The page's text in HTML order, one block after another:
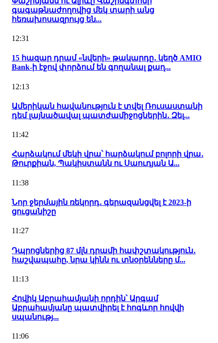
գագաթնաժողովից մեկ տարի անց
հեռախոսազրույց են...
12:31
15 հազար դրամ «նվերի» թակարդը․ կեղծ AMIO
Bank-ի էջով փորձում են գողանալ քաղ...
12:13
Ամերիկան հավանություն է տվել Ռուսաստանի
դեմ լայնածավալ պատժամիջոցներին․ Զել...
11:42
Հարձակում մեկի վրա՝ հարձակում բոլորի վրա․
Թուրքիան, Պակիստանն ու Սաուդյան Ա...
11:38
Նոր ջերմային ռեկորդ․ գերազանցվել է 2023-ի
ցուցանիշը
11:27
Դպրոցներից 87 մլն դրամի հափշտակություն․
հաշվապահը, նրա կինն ու տնօրենները մ...
11:13
Հովիկ Աբրահամյանի որդին՝ Արգամ
Աբրահամյանը պատվիրել է հոգևոր հովվի
սպանությ...
11:06